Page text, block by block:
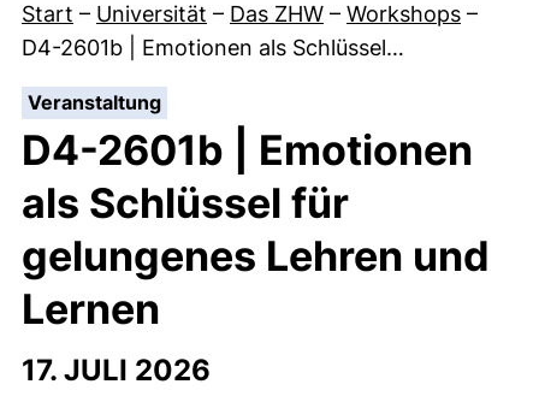
Start – Universität – Das ZHW – Workshops –
D4-2601b | Emotionen als Schlüssel…
Veranstaltung:
D4-2601b | Emotionen
als Schlüssel für
gelungenes Lehren und
Lernen
17. JULI 2026